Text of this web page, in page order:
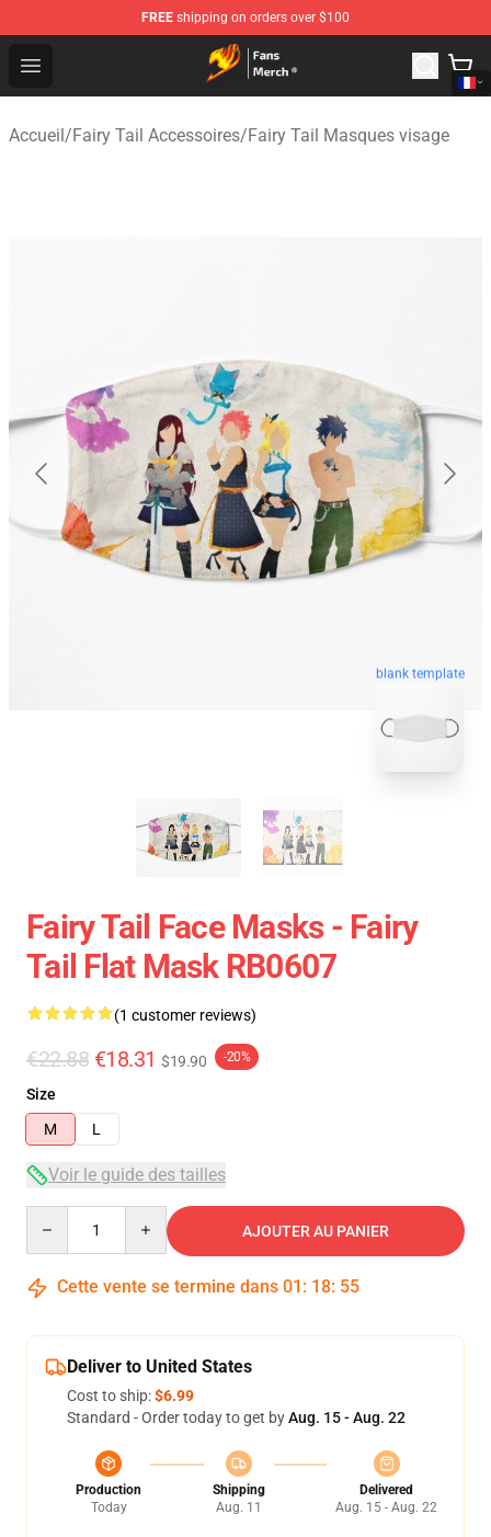
FREE shipping on orders over $100
Open menu
Fairy Tail Store - Official Fairy Tail Merchandise Shop
Accueil/Fairy Tail Accessoires/Fairy Tail Masques visage
blank template
Fairy Tail Face Masks - Fairy
Tail Flat Mask RB0607
(1 customer reviews)
€22.88 €18.31 $19.90 -20%
Size
M
L
Voir le guide des tailles
AJOUTER AU PANIER
Cette vente se termine dans 01 : 18: 54
Deliver to United States
Cost to ship:$6.99
Standard - Order today to get byAug. 15 - Aug. 22
Production
Today
Shipping
Aug. 11
Delivered
Aug. 15 - Aug. 22